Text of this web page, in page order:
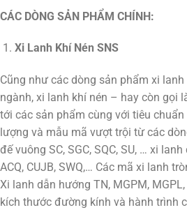
CÁC DÒNG SẢN PHẨM CHÍNH:
Xi Lanh Khí Nén SNS
Cũng như các dòng sản phẩm xi
ngành, xi lanh khí nén – hay còn gọi
tới các sản phẩm cùng với tiêu
lượng và mẫu mã vượt trội từ các
đế vuông SC, SGC, SQC, SU, … xi
ACQ, CUJB, SWQ,… Các mã xi lanh
Xi lanh dẫn hướng TN, MGPM,
kích thước đường kính và hành trình